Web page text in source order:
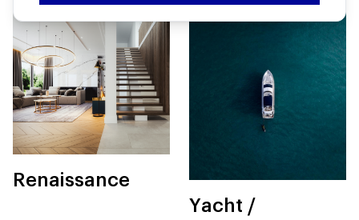
Renaissance
Yacht /